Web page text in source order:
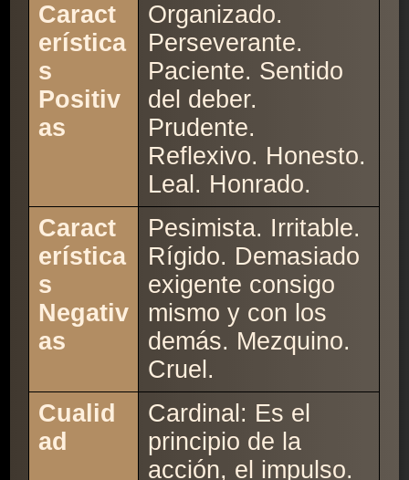
Caract
erística
s
Positiv
as
Organizado.
Perseverante.
Paciente. Sentido
del deber.
Prudente.
Reflexivo. Honesto.
Leal. Honrado.
Caract
erística
s
Negativ
as
Pesimista. Irritable.
Rígido. Demasiado
exigente consigo
mismo y con los
demás. Mezquino.
Cruel.
Cualid
ad
Cardinal: Es el
principio de la
acción, el impulso.